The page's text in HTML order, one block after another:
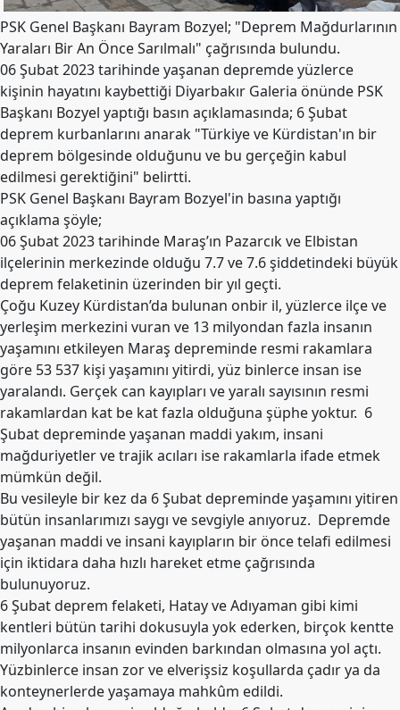
Yönetim
Kurulu
Kadın
Kolları
Parti
Meclisi
İl
Örgütleri
Gençlik
Kolları
GÜNDEM
Basından
Basın
Açıklamaları
Etkinlikler
Ziyaretler
PSK
TV
YAYıNLAR
Broşür
Bültenler
Raporlar
Deklerasyonlar
İLETIŞIM
PSK Genel Başkanı Bayram Bozyel; "Deprem Mağdurlarının
Yaraları Bir An Önce Sarılmalı" çağrısında bulundu.
06 Şubat 2023 tarihinde yaşanan depremde yüzlerce
kişinin hayatını kaybettiği Diyarbakır Galeria önünde PSK
Başkanı Bozyel yaptığı basın açıklamasında; 6 Şubat
deprem kurbanlarını anarak "Türkiye ve Kürdistan'ın bir
deprem bölgesinde olduğunu ve bu gerçeğin kabul
edilmesi gerektiğini" belirtti.
PSK Genel Başkanı Bayram Bozyel'in basına yaptığı
açıklama şöyle;
06 Şubat 2023 tarihinde Maraş’ın Pazarcık ve Elbistan
ilçelerinin merkezinde olduğu 7.7 ve 7.6 şiddetindeki büyük
deprem felaketinin üzerinden bir yıl geçti.
Çoğu Kuzey Kürdistan’da bulunan onbir il, yüzlerce ilçe ve
yerleşim merkezini vuran ve 13 milyondan fazla insanın
yaşamını etkileyen Maraş depreminde resmi rakamlara
göre 53 537 kişi yaşamını yitirdi, yüz binlerce insan ise
yaralandı. Gerçek can kayıpları ve yaralı sayısının resmi
rakamlardan kat be kat fazla olduğuna şüphe yoktur. 6
Şubat depreminde yaşanan maddi yakım, insani
mağduriyetler ve trajik acıları ise rakamlarla ifade etmek
mümkün değil.
Bu vesileyle bir kez da 6 Şubat depreminde yaşamını yitiren
bütün insanlarımızı saygı ve sevgiyle anıyoruz. Depremde
yaşanan maddi ve insani kayıpların bir önce telafi edilmesi
için iktidara daha hızlı hareket etme çağrısında
bulunuyoruz.
6 Şubat deprem felaketi, Hatay ve Adıyaman gibi kimi
kentleri bütün tarihi dokusuyla yok ederken, birçok kentte
milyonlarca insanın evinden barkından olmasına yol açtı.
Yüzbinlerce insan zor ve elverişsiz koşullarda çadır ya da
konteynerlerde yaşamaya mahkûm edildi.